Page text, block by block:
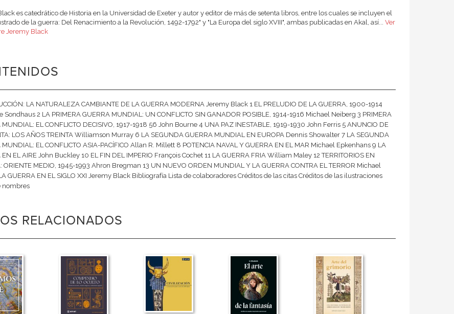
es catedrático de Historia en la Universidad de Exeter y autor y editor de más de setenta libros, entre los cuales se incluyen el
de la guerra: Del Renacimiento a la Revolución, 1492-1792" y "La Europa del siglo XVIII", ambas publicadas en Akal, así... Ver
Jeremy Black
LA NATURALEZA CAMBIANTE DE LA GUERRA MODERNA Jeremy Black 1 EL PRELUDIO DE LA GUERRA, 1900-1914
Sondhaus 2 LA PRIMERA GUERRA MUNDIAL: UN CONFLICTO SIN GANADOR POSIBLE, 1914-1916 Michael Neiberg 3 PRIMERA
MUNDIAL: EL CONFLICTO DECISIVO, 1917-1918 56 John Bourne 4 UNA PAZ INESTABLE, 1919-1930 John Ferris 5 ANUNCIO DE
LOS AÑOS TREINTA Williamson Murray 6 LA SEGUNDA GUERRA MUNDIAL EN EUROPA Dennis Showalter 7 LA SEGUNDA
MUNDIAL: EL CONFLICTO ASIA-PACÍFICO Allan R. Millett 8 POTENCIA NAVAL Y GUERRA EN EL MAR Michael Epkenhans 9 LA
EN EL AIRE John Buckley 10 EL FIN DEL IMPERIO François Cochet 11 LA GUERRA FRIA William Maley 12 TERRITORIOS EN
ORIENTE MEDIO, 1945-1993 Ahron Bregman 13 UN NUEVO ORDEN MUNDIAL Y LA GUERRA CONTRA EL TERROR Michael
GUERRA EN EL SIGLO XXI Jeremy Black Bibliografía Lista de colaboradores Créditos de las citas Créditos de las ilustraciones
nombres
RELACIONADOS